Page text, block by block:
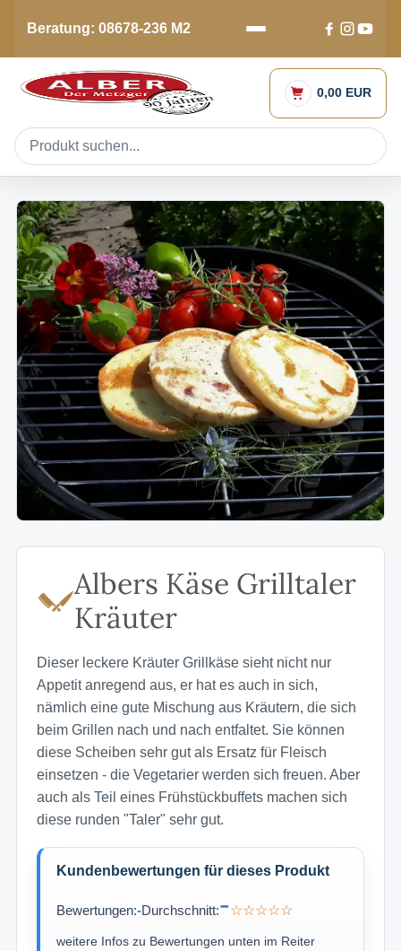
Beratung: 08678-236 M2
0,00 EUR
Albers Käse Grilltaler
Kräuter
Dieser leckere Kräuter Grillkäse sieht nicht nur
Appetit anregend aus, er hat es auch in sich,
nämlich eine gute Mischung aus Kräutern, die sich
beim Grillen nach und nach entfaltet. Sie können
diese Scheiben sehr gut als Ersatz für Fleisch
einsetzen - die Vegetarier werden sich freuen. Aber
auch als Teil eines Frühstückbuffets machen sich
diese runden "Taler" sehr gut.
Kundenbewertungen für dieses Produkt
Bewertungen:-Durchschnitt:-☆☆☆☆☆
weitere Infos zu Bewertungen unten im Reiter